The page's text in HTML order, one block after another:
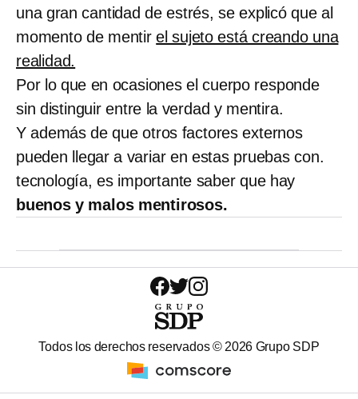
una gran cantidad de estrés, se explicó que al
momento de mentirel sujeto está creando una
realidad.
Por lo que en ocasiones el cuerpo responde
sin distinguir entre la verdad y mentira.
Y además de que otros factores externos
pueden llegar a variar en estas pruebas con.
tecnología, es importante saber que hay
buenos y malos mentirosos.
Todos los derechos reservados © 2026 Grupo SDP